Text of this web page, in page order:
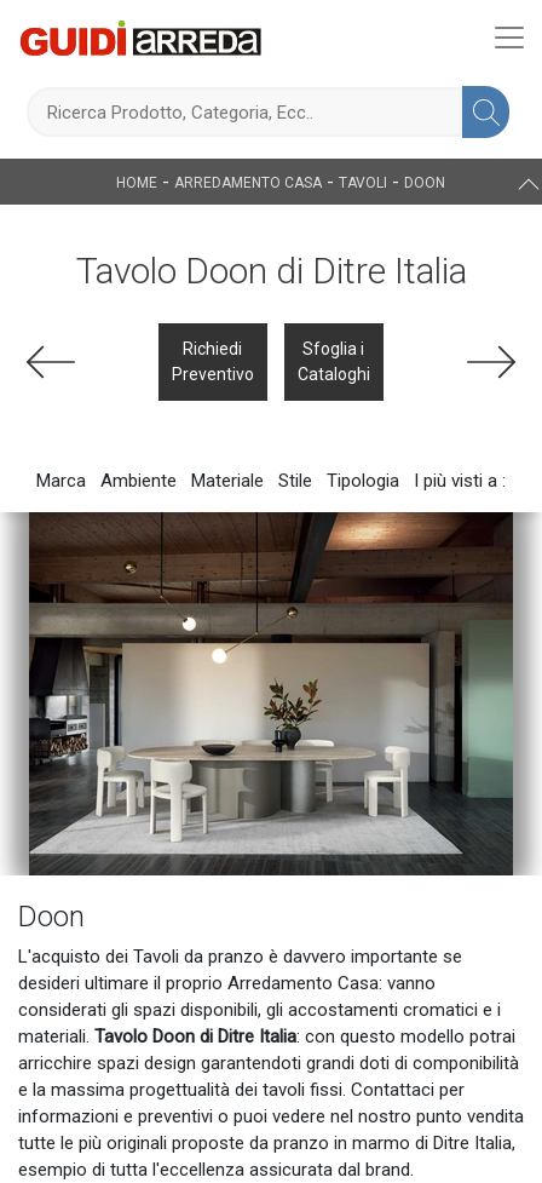
HOME- ARREDAMENTO CASA- TAVOLI - DOON
Tavolo Doon di Ditre Italia
Richiedi
Preventivo
Sfoglia i
Cataloghi
Marca Ambiente Materiale Stile Tipologia I più visti a :
Doon
L'acquisto dei Tavoli da pranzo è davvero importante se
desideri ultimare il proprio Arredamento Casa: vanno
considerati gli spazi disponibili, gli accostamenti cromatici e i
materiali. Tavolo Doon di Ditre Italia: con questo modello potrai
arricchire spazi design garantendoti grandi doti di componibilità
e la massima progettualità dei tavoli fissi. Contattaci per
informazioni e preventivi o puoi vedere nel nostro punto vendita
tutte le più originali proposte da pranzo in marmo di Ditre Italia,
esempio di tutta l'eccellenza assicurata dal brand.